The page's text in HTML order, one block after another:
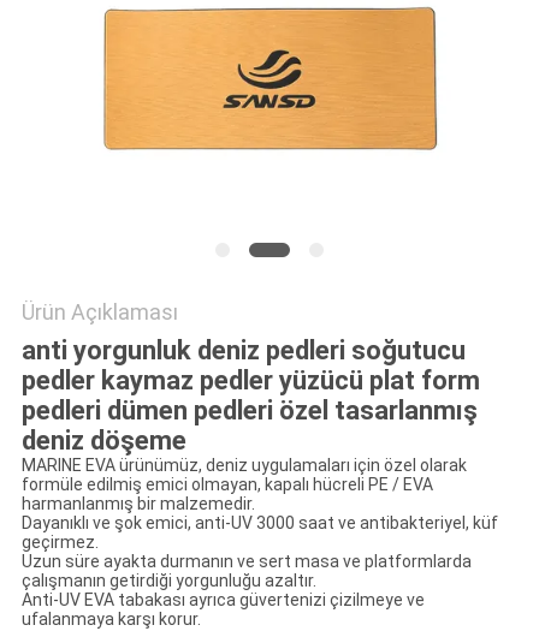
Ürün Açıklaması
anti yorgunluk deniz pedleri soğutucu
pedler kaymaz pedler yüzücü plat form
pedleri dümen pedleri özel tasarlanmış
deniz döşeme
MARINE EVA ürünümüz, deniz uygulamaları için özel olarak
formüle edilmiş emici olmayan, kapalı hücreli PE / EVA
harmanlanmış bir malzemedir.
Dayanıklı ve şok emici, anti-UV 3000 saat ve antibakteriyel, küf
geçirmez.
Uzun süre ayakta durmanın ve sert masa ve platformlarda
çalışmanın getirdiği yorgunluğu azaltır.
Anti-UV EVA tabakası ayrıca güvertenizi çizilmeye ve
ufalanmaya karşı korur.